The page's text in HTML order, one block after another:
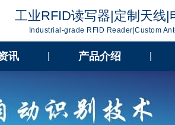
工业RFID读写器|定制天线|
Industrial-grade RFID Reader|Custom
讯 产品介绍